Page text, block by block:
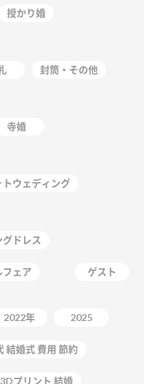
授かり婚
封筒・その他
寺婚
トウェディング
ドレス
フェア ゲスト
2022年 2025
結婚式 費用 節約
3Dプリント 結婚